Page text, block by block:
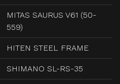
MITAS SAURUS V61 (50-
559)
HITEN STEEL FRAME
SHIMANO SL-RS-35